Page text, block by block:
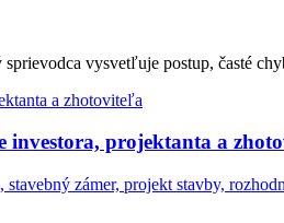
vysvetľuje postup, časté
investora, projektanta a
zámer, projekt stavby,